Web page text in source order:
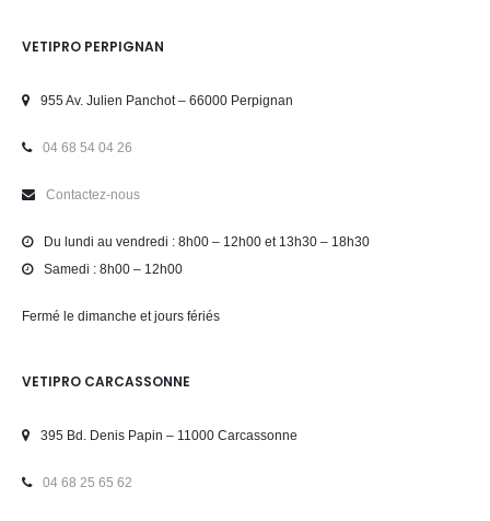
VETIPRO PERPIGNAN
955 Av. Julien Panchot – 66000 Perpignan
04 68 54 04 26
Contactez-nous
Du lundi au vendredi : 8h00 – 12h00 et 13h30 – 18h30
Samedi : 8h00 – 12h00
Fermé le dimanche et jours fériés
VETIPRO CARCASSONNE
395 Bd. Denis Papin – 11000 Carcassonne
04 68 25 65 62